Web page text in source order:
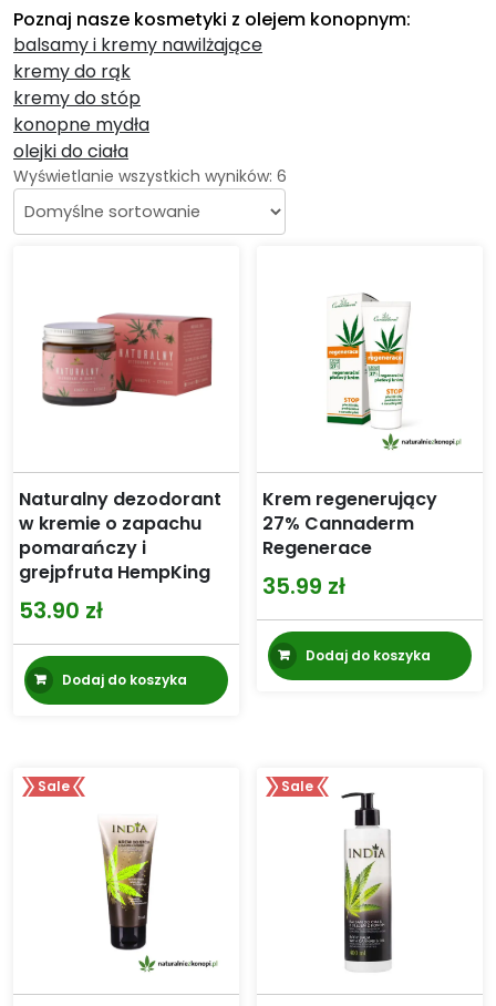
Poznaj nasze kosmetyki z olejem konopnym:
balsamy i kremy nawilżające
kremy do rąk
kremy do stóp
konopne mydła
olejki do ciała
Wyświetlanie wszystkich wyników: 6
Naturalny dezodorant
w kremie o zapachu
pomarańczy i
grejpfruta HempKing
53.90 zł
Dodaj do koszyka
Krem regenerujący
27% Cannaderm
Regenerace
35.99 zł
Dodaj do koszyka
Sale Sale